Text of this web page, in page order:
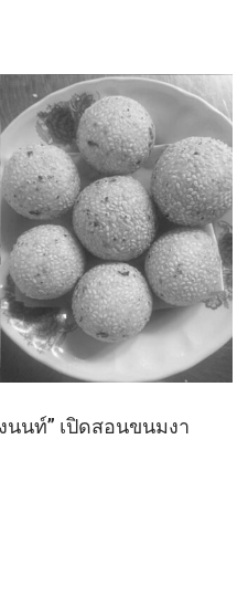
นนท์” เปิดสอนขนมงา